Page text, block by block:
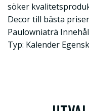
söker
Decor till bästa
Paulowniaträ
Typ: Kalender